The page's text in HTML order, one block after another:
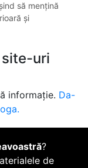
să mențină
și
site-uri
informație. Da-
?
de